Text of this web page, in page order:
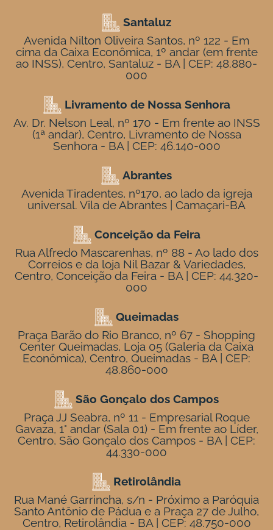
Santaluz
Avenida Nilton Oliveira Santos, nº 122 - Em
cima da Caixa Econômica, 1º andar (em frente
ao INSS), Centro, Santaluz - BA | CEP: 48.880-
000
Livramento de Nossa Senhora
Av. Dr. Nelson Leal, nº 170 - Em frente ao INSS
(1ª andar), Centro, Livramento de Nossa
Senhora - BA | CEP: 46.140-000
Abrantes
Avenida Tiradentes, nº170, ao lado da igreja
universal. Vila de Abrantes | Camaçari-BA
Conceição da Feira
Rua Alfredo Mascarenhas, nº 88 - Ao lado dos
Correios e da loja Nil Bazar & Variedades,
Centro, Conceição da Feira - BA | CEP: 44.320-
000
Queimadas
Praça Barão do Rio Branco, nº 67 - Shopping
Center Queimadas, Loja 05 (Galeria da Caixa
Econômica), Centro, Queimadas - BA | CEP:
48.860-000
São Gonçalo dos Campos
Praça JJ Seabra, nº 11 - Empresarial Roque
Gavaza, 1° andar (Sala 01) - Em frente ao Líder,
Centro, São Gonçalo dos Campos - BA | CEP:
44.330-000
Retirolândia
Rua Mané Garrincha, s/n - Próximo a Paróquia
Santo Antônio de Pádua e a Praça 27 de Julho,
Centro, Retirolândia - BA | CEP: 48.750-000